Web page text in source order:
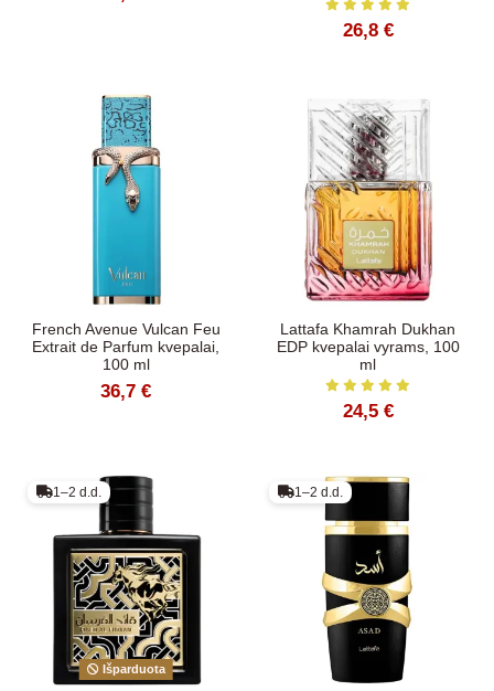
26,8 €
French Avenue Vulcan Feu
Extrait de Parfum kvepalai,
100 ml
36,7 €
Lattafa Khamrah Dukhan
EDP kvepalai vyrams, 100
ml
24,5 €
1–2 d.d.
Išparduota
1–2 d.d.